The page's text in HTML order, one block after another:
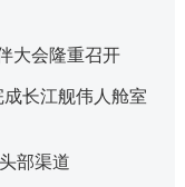
大会隆重召开
成长江舰伟人舱室
部渠道